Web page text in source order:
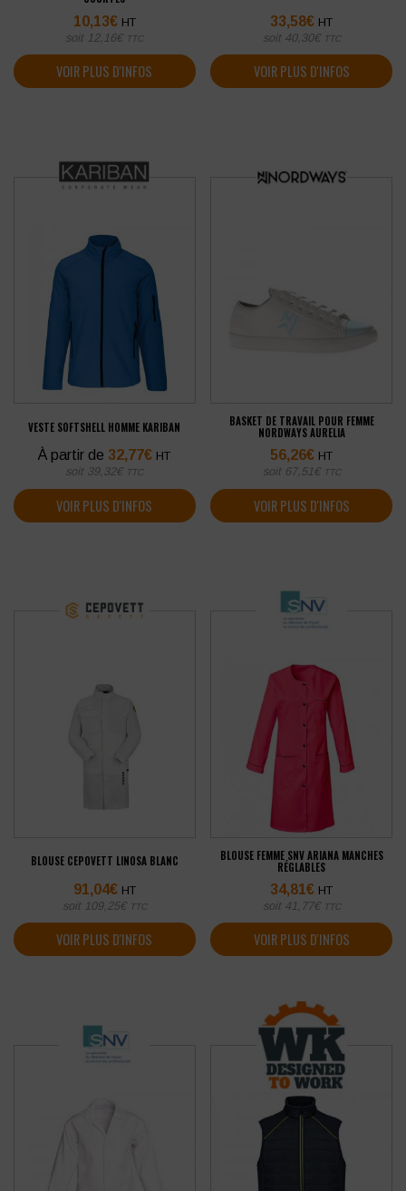
10,13€ HT
soit 12,16€ TTC
VOIR PLUS D'INFOS
33,58€ HT
soit 40,30€ TTC
VOIR PLUS D'INFOS
VESTE SOFTSHELL HOMME KARIBAN
À partir de 32,77€ HT
soit 39,32€ TTC
VOIR PLUS D'INFOS
BASKET DE TRAVAIL POUR FEMME
NORDWAYS AURELIA
56,26€ HT
soit 67,51 € TTC
VOIR PLUS D'INFOS
BLOUSE CEPOVETT LINOSA BLANC
91,04€ HT
soit 109,25€ TTC
VOIR PLUS D'INFOS
BLOUSE FEMME SNV ARIANA MANCHES
RÉGLABLES
34,81€ HT
soit 41,77€ TTC
VOIR PLUS D'INFOS